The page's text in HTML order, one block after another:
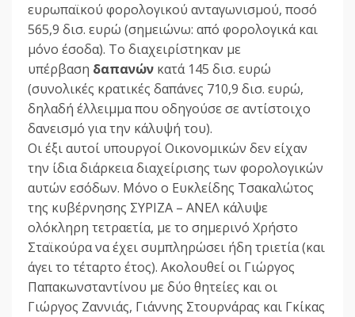
ευρωπαϊκού φορολογικού ανταγωνισμού, ποσό
565,9 δισ. ευρώ (σημειώνω: από φορολογικά και
μόνο έσοδα). Το διαχειρίστηκαν με
υπέρβαση δαπανών κατά 145 δισ. ευρώ
(συνολικές κρατικές δαπάνες 710,9 δισ. ευρώ,
δηλαδή έλλειμμα που οδηγούσε σε αντίστοιχο
δανεισμό για την κάλυψή του).
Οι έξι αυτοί υπουργοί Οικονομικών δεν είχαν
την ίδια διάρκεια διαχείρισης των φορολογικών
αυτών εσόδων. Μόνο ο Ευκλείδης Τσακαλώτος
της κυβέρνησης ΣΥΡΙΖΑ – ΑΝΕΛ κάλυψε
ολόκληρη τετραετία, με το σημερινό Χρήστο
Σταϊκούρα να έχει συμπληρώσει ήδη τριετία (και
άγει το τέταρτο έτος). Ακολουθεί οι Γιώργος
Παπακωνσταντίνου με δύο θητείες και οι
Γιώργος Ζαννιάς, Γιάννης Στουρνάρας και Γκίκας